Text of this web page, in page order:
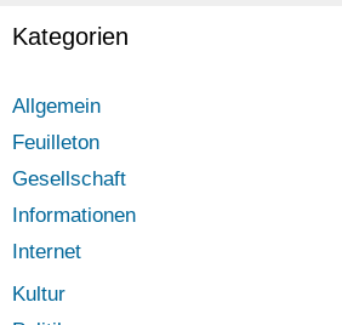
Kategorien
Allgemein
Feuilleton
Gesellschaft
Informationen
Internet
Kultur